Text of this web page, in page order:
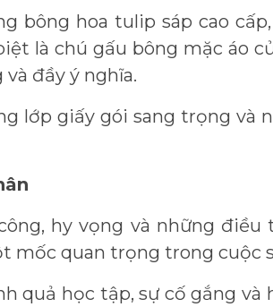
bông hoa tulip sáp cao
là chú gấu bông mặc áo
đầy ý nghĩa.
lớp giấy gói sang trọng
hy vọng và những
mốc quan trọng trong cuộc
quả học tập, sự cố gắng